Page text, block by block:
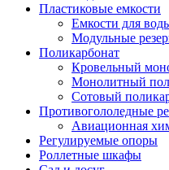
Пластиковые емкости
Емкости для
Модульные
Поликарбонат
Кровельный
Монолитный
Сотовый
Противогололедные
Авиационная
Регулируемые опоры
Роллетные шкафы